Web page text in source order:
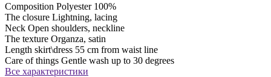
Composition Polyester 100%
The closure Lightning, lacing
Neck Open shoulders, neckline
The texture Organza, satin
Length skirt\dress 55 cm from waist line
Care of things Gentle wash up to 30 degrees
Все характеристики